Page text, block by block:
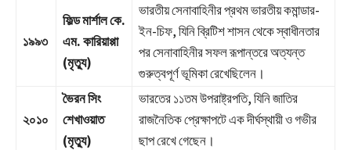
১৯৯৩
ফিল্ড মার্শাল কে.
এম. কারিয়াপ্পা
(মৃত্যু)
ভারতীয় সেনাবাহিনীর প্রথম ভারতীয় কমান্ডার-
ইন-চিফ, যিনি ব্রিটিশ শাসন থেকে স্বাধীনতার
পর সেনাবাহিনীর সফল রূপান্তরে অত্যন্ত
গুরুত্বপূর্ণ ভূমিকা রেখেছিলেন।
২০১০
ভৈরন সিং
শেখাওয়াত
(মৃত্যু)
ভারতের ১১তম উপরাষ্ট্রপতি, যিনি জাতির
রাজনৈতিক প্রেক্ষাপটে এক দীর্ঘস্থায়ী ও গভীর
ছাপ রেখে গেছেন।